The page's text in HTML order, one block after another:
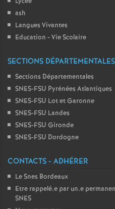
ash
Langues Vivantes
Education - Vie Scolaire
SECTIONS DÉPARTEMENTALES
Sections Départementales
SNES-FSU Pyrénées Atlantiques
SNES-FSU Lot et Garonne
SNES-FSU Landes
SNES-FSU Gironde
SNES-FSU Dordogne
CONTACTS - ADHÉRER
Le Snes Bordeaux
Etre rappelé.e par un.e
SNES